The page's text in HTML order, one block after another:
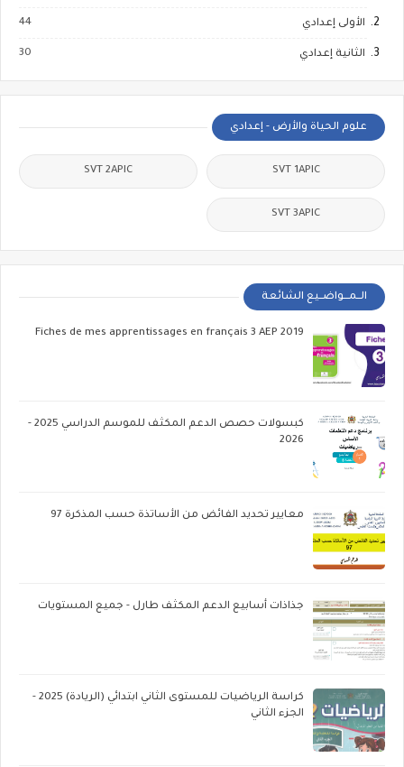
الأولى إعدادي 44
الثانية إعدادي 30
علوم الحياة والأرض - إعدادي
SVT 1APIC
SVT 2APIC
SVT 3APIC
الــمـــواضــيع الشائعة
Fiches de mes apprentissages en français 3 AEP 2019
كبسولات حصص الدعم المكثف للموسم الدراسي 2025 -
2026
معايير تحديد الفائض من الأساتذة حسب المذكرة 97
جذاذات أسابيع الدعم المكثف طارل - جميع المستويات
كراسة الرياضيات للمستوى الثاني ابتدائي (الريادة) 2025 -
الجزء الثاني